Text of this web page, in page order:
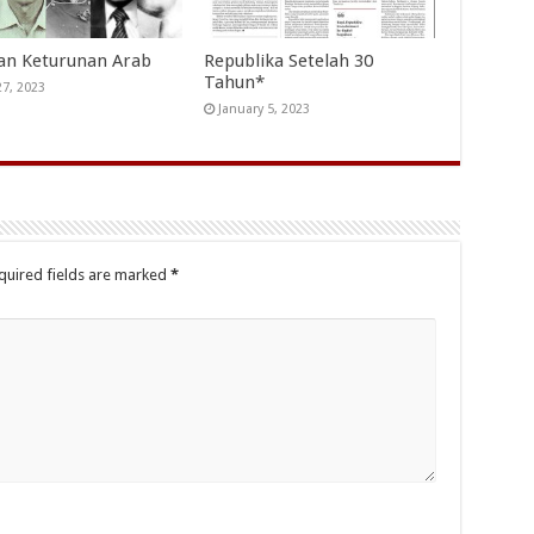
Keturunan Arab
2023
Republika Setelah 30
Tahun*
January 5, 2023
fields are marked *